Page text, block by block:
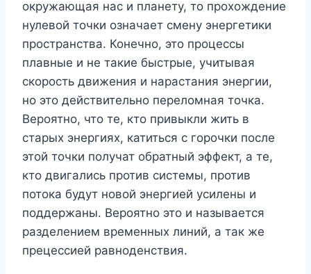
окружающая нас и планету, то прохождение
нулевой точки означает смену энергетики
пространства. Конечно, это процессы
плавные и не такие быстрые, учитывая
скорость движения и нарастания энергии,
но это действительно переломная точка.
Вероятно, что те, кто привыкли жить в
старых энергиях, катиться с горочки после
этой точки получат обратный эффект, а те,
кто двигались против системы, против
потока будут новой энергией усилены и
поддержаны. Вероятно это и называется
разделением временных линий, а так же
прецессией равноденствия.